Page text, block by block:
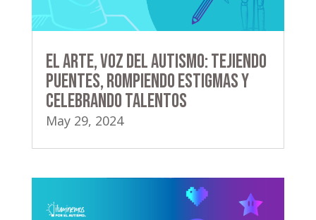
El Arte, Voz del Autismo: Tejiendo
Puentes, Rompiendo Estigmas y
Celebrando Talentos
May 29, 2024